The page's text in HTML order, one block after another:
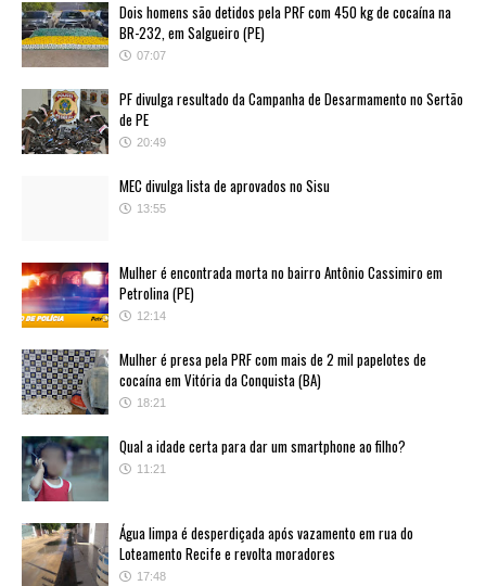
Dois homens são detidos pela PRF com 450 kg de cocaína na
BR-232, em Salgueiro (PE)
07:07
PF divulga resultado da Campanha de Desarmamento no Sertão
de PE
20:49
MEC divulga lista de aprovados no Sisu
13:55
Mulher é encontrada morta no bairro Antônio Cassimiro em
Petrolina (PE)
12:14
Mulher é presa pela PRF com mais de 2 mil papelotes de
cocaína em Vitória da Conquista (BA)
18:21
Qual a idade certa para dar um smartphone ao filho?
11:21
Água limpa é desperdiçada após vazamento em rua do
Loteamento Recife e revolta moradores
17:48